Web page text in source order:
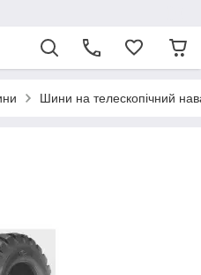
Шини на телескопічний